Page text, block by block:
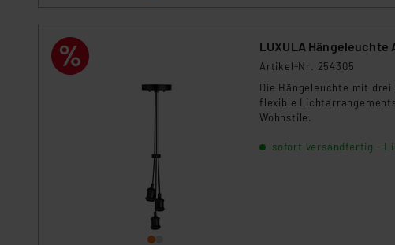
LUXULA Hängeleuchte
Artikel-Nr. 254305
Die Hängeleuchte mit drei
flexible
Wohnstile.
sofort versandfertig -